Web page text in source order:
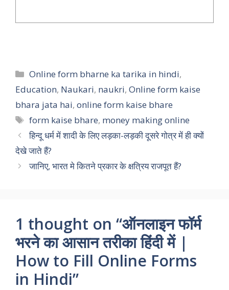
Categories
Online form bharne ka tarika in hindi,
Education, Naukari, naukri, Online form kaise
bhara jata hai, online form kaise bhare
Tags
form kaise bhare, money making online
हिन्दू धर्म में शादी के लिए लड़का-लड़की दूसरे गोत्र में ही क्यों
देखे जाते हैं?
जानिए, भारत मे कितने प्रकार के क्षत्रिय राजपूत हैं?
1 thought on “ऑनलाइन फॉर्म
भरने का आसान तरीका हिंदी में |
How to Fill Online Forms
in Hindi”